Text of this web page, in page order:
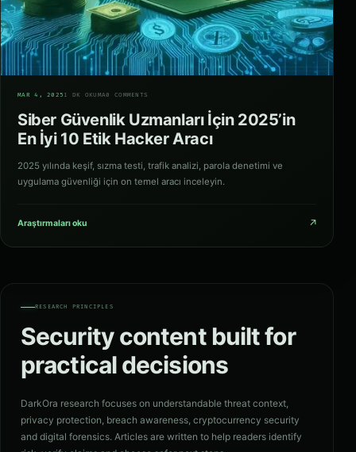
MAR 4, 2025 1 DK OKUMA0 COMMENTS
Siber Güvenlik Uzmanları İçin 2025’in
En İyi 10 Etik Hacker Aracı
2025 yılında keşif, sızma testi, trafik analizi, parola denetimi ve
uygulama güvenliği için on temel aracı inceleyin.
Araştırmaları oku ↗
RESEARCH PRINCIPLES
Security content built for
practical decisions
DarkOra research focuses on understandable threat context,
privacy protection, breach awareness, cryptocurrency security
and digital forensics. Articles are written to help readers identify